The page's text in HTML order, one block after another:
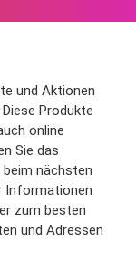
und Aktionen
Produkte
online
Sie das
nächsten
Informationen
zum besten
und Adressen